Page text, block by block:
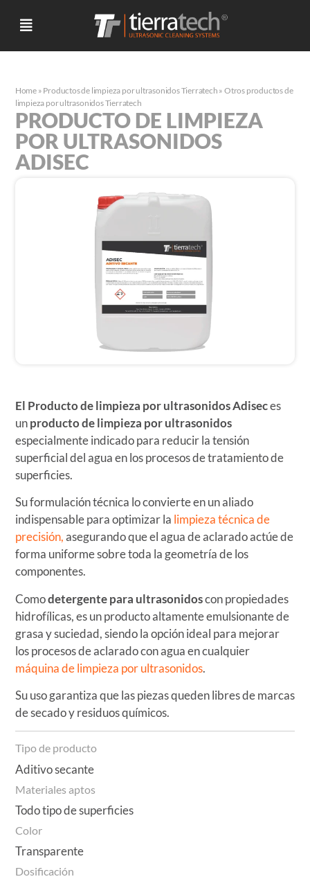
Home » Productos de limpieza por ultrasonidos Tierratech »Otros productos de
limpieza por ultrasonidos Tierratech
PRODUCTO DE LIMPIEZA
POR ULTRASONIDOS
ADISEC
El Producto de limpieza por ultrasonidosAdiseces
unproducto de limpieza por ultrasonidos
especialmente indicado para reducir la tensión
superficial del agua en los procesos de tratamiento de
superficies.
Su formulación técnica lo convierte en un aliado
indispensable para optimizar la limpieza técnica de
precisión,asegurando que el agua de aclarado actúe de
forma uniforme sobre toda la geometría de los
componentes.
Comodetergente para ultrasonidoscon propiedades
hidrofílicas, es un producto altamente emulsionante de
grasa y suciedad, siendo la opción ideal para mejorar
los procesos de aclarado con agua en cualquier
máquina de limpieza por ultrasonidos.
Su uso garantiza que las piezas queden libres de marcas
de secado y residuos químicos.
Tipo de producto
Aditivo secante
Materiales aptos
Todo tipo de superficies
Color
Transparente
Dosificación